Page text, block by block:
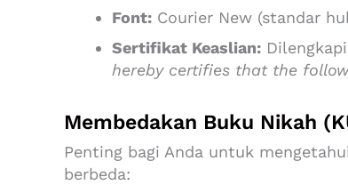
Font: Courier New (standar
Sertifikat Keaslian:
hereby certifies that the
Membedakan Buku Nikah
Penting bagi Anda untuk
berbeda: